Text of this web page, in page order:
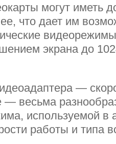
могут иметь
что дает им
экрана до
—
— весьма
используемой в
работы и типа